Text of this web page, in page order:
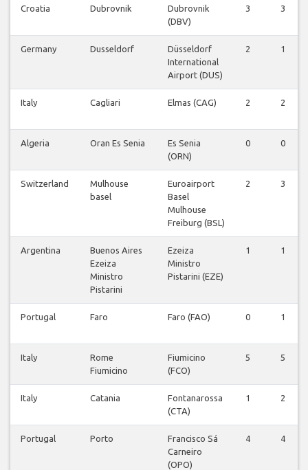
Croatia Dubrovnik
Dubrovnik
(DBV)
3 3
Germany Dusseldorf
Düsseldorf
International
Airport (DUS)
2 1
Italy Cagliari Elmas (CAG) 2 2
Algeria Oran Es Senia
Es Senia
(ORN)
0 0
Switzerland
Mulhouse
basel
Euroairport
Basel
Mulhouse
Freiburg (BSL)
2 3
Argentina
Buenos Aires
Ezeiza
Ministro
Pistarini
Ezeiza
Ministro
Pistarini (EZE)
1 1
Portugal Faro Faro (FAO) 0 1
Italy
Rome
Fiumicino
Fiumicino
(FCO)
5 5
Italy Catania
Fontanarossa
(CTA)
1 2
Portugal Porto
Francisco Sá
Carneiro
(OPO)
4 4